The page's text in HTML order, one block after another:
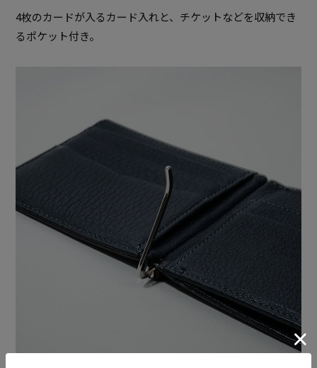
4枚のカードが入るカード入れと、チケットなどを収納でき
るポケット付き。